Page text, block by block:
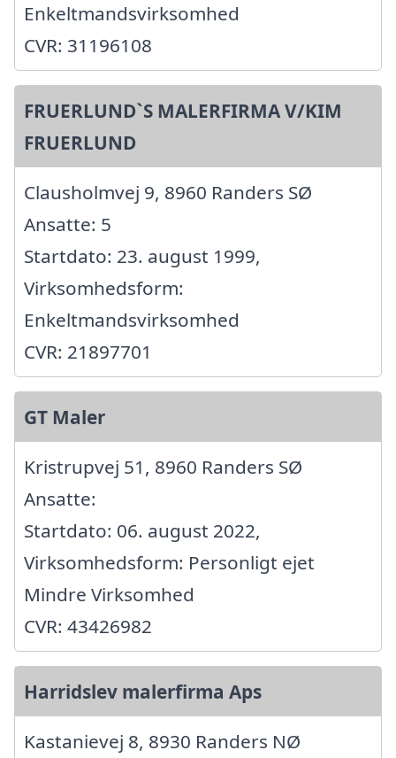
Enkeltmandsvirksomhed
CVR: 31196108
FRUERLUND`S MALERFIRMA V/KIM
FRUERLUND
Clausholmvej 9, 8960 Randers SØ
Ansatte: 5
Startdato: 23. august 1999,
Virksomhedsform:
Enkeltmandsvirksomhed
CVR: 21897701
GT Maler
Kristrupvej 51, 8960 Randers SØ
Ansatte:
Startdato: 06. august 2022,
Virksomhedsform: Personligt ejet
Mindre Virksomhed
CVR: 43426982
Harridslev malerfirma Aps
Kastanievej 8, 8930 Randers NØ